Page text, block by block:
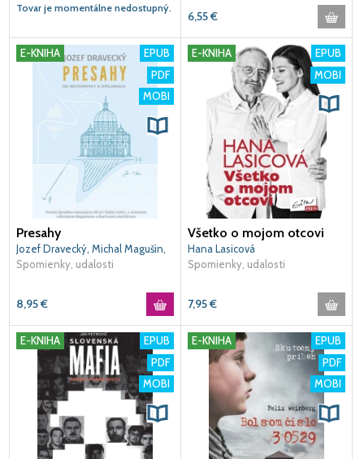
Tovar je momentálne nedostupný.
6,55€
E-KNIHA
EPUB
PDF
MOBI
Presahy
Jozef Dravecký, Michal Magušin,
Martin Lukačišin
Spomienky, udalosti
8,95€
E-KNIHA
EPUB
MOBI
Všetko o mojom otcovi
Hana Lasicová
Spomienky, udalosti
7,95€
E-KNIHA
EPUB
PDF
MOBI
E-KNIHA
EPUB
PDF
MOBI